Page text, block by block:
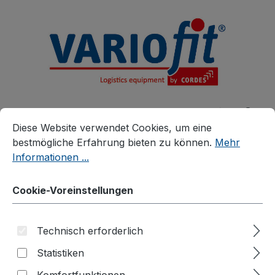
Produkte Zubehör
Zubehör für Werkstückwagen
Materialkasten
Cookie-Voreinstellungen
Diese Website verwendet Cookies, um eine bestmögliche
Diese Website verwendet Cookies, um eine
bestmögliche Erfahrung bieten zu können. Mehr
Informationen ...
Cookie-Voreinstellungen
Technisch erforderlich
Statistiken